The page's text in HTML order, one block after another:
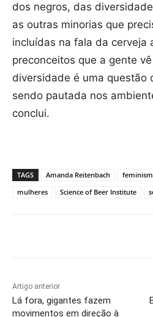
dos negros, das
as outras minorias que
incluídas na fala da cerveja
preconceitos que a gente
diversidade é uma questão
sendo pautada nos
conclui.
TAGS Amanda Reitenbach
mulheres
Science of Beer Institute
Artigo anterior
Lá fora, gigantes fazem
movimentos em direção à